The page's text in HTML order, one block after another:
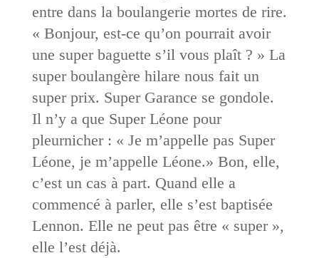
entre dans la boulangerie mortes de rire.
« Bonjour, est-ce qu’on pourrait avoir
une super baguette s’il vous plaît ? » La
super boulangère hilare nous fait un
super prix. Super Garance se gondole.
Il n’y a que Super Léone pour
pleurnicher : « Je m’appelle pas Super
Léone, je m’appelle Léone.» Bon, elle,
c’est un cas à part. Quand elle a
commencé à parler, elle s’est baptisée
Lennon. Elle ne peut pas être « super »,
elle l’est déjà.